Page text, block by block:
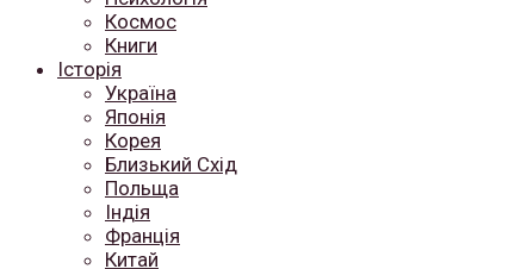
Космос
Книги
Історія
Україна
Японія
Корея
Близький Схід
Польща
Індія
Франція
Китай